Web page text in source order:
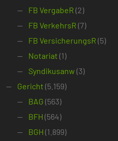
FB VergabeR (2)
FB VerkehrsR (7)
FB VersicherungsR (5)
Notariat (1)
Syndikusanw (3)
Gericht (5.159)
BAG (563)
BFH (564)
BGH (1.899)